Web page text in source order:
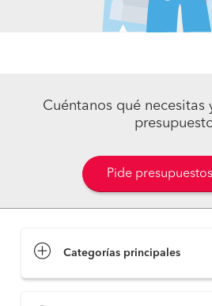
Cuéntanos qué necesitas
Pide
Categorías principales